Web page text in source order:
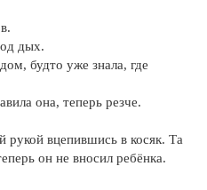
дых.
будто уже знала, где
она, теперь резче.
рукой вцепившись в косяк. Та
он не вносил ребёнка.